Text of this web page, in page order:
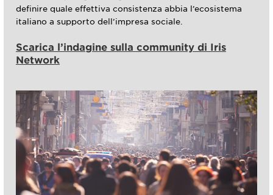
definire quale effettiva consistenza abbia l’ecosistema
italiano a supporto dell’impresa sociale.
Scarica l’indagine sulla community di Iris
Network